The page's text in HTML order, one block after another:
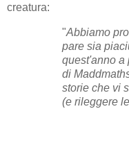
creatura:
"Abbiamo
pare sia
quest'anno a
di
storie che vi
(e rileggere